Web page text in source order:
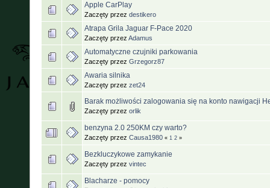
Apple CarPlay
Zaczęty przez destikero
Atrapa Grila Jaguar F-Pace 2020
Zaczęty przez Adamus
Automatyczne czujniki parkowania
Zaczęty przez Grzegorz87
Awaria silnika
Zaczęty przez zet24
Barak możliwości zalogowania się na konto nawigacji
Zaczęty przez orlik
benzyna 2.0 250KM czy warto?
Zaczęty przez Causa1980 « 1 2 »
Bezkluczykowe zamykanie
Zaczęty przez vintec
Blacharze - pomocy